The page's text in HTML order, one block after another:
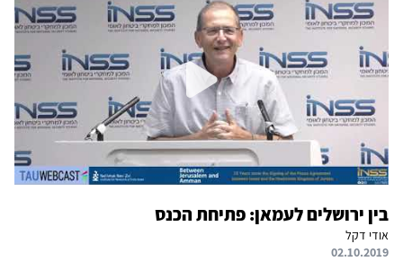
בין ירושלים לעמאן: פתיחת הכנס
אודי דקל
02.10.2019